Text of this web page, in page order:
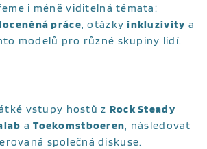
i méně viditelná témata:
práce , otázkyinkluzivity a
modelů pro různé skupiny lidí.
vstupy hostů z Rock Steady
aToekomstboeren , následovat
společná diskuse.